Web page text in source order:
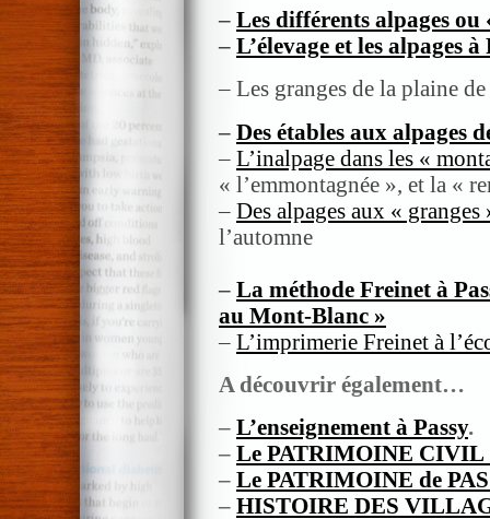
– Les différents alpages ou
– L’élevage et les alpages à
– Les granges de la plaine de
– Des étables aux alpages
– L’inalpage dans les «
« l’emmontagnée », et la «
– Des alpages aux « granges
l’automne
– La méthode Freinet à
au Mont-Blanc »
– L’imprimerie Freinet à
A découvrir également…
– L’enseignement à Passy.
– Le PATRIMOINE CIVIL
– Le PATRIMOINE de
– HISTOIRE DES